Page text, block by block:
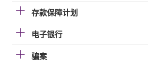
存款保障计划
电子银行
骗案